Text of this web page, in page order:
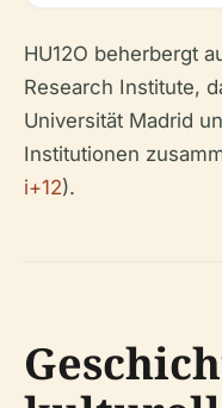
HU12O beherbergt
Research Institute,
Universität Madrid
Institutionen
i+12).